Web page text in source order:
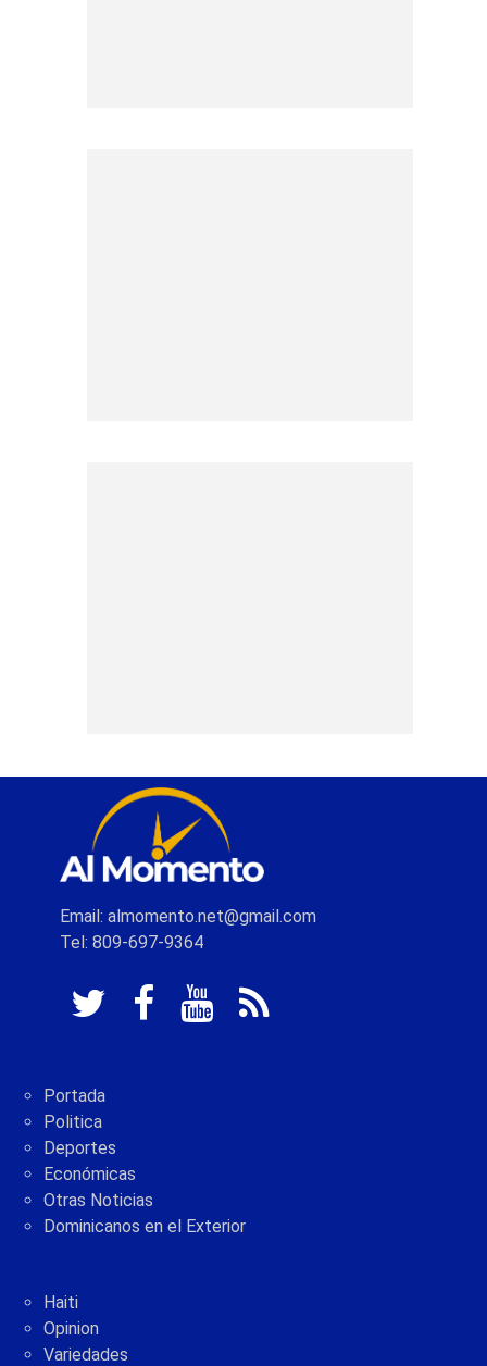
Email: almomento.net@gmail.com
Tel: 809-697-9364
Portada
Politica
Deportes
Económicas
Otras Noticias
Dominicanos en el Exterior
Haiti
Opinion
Variedades